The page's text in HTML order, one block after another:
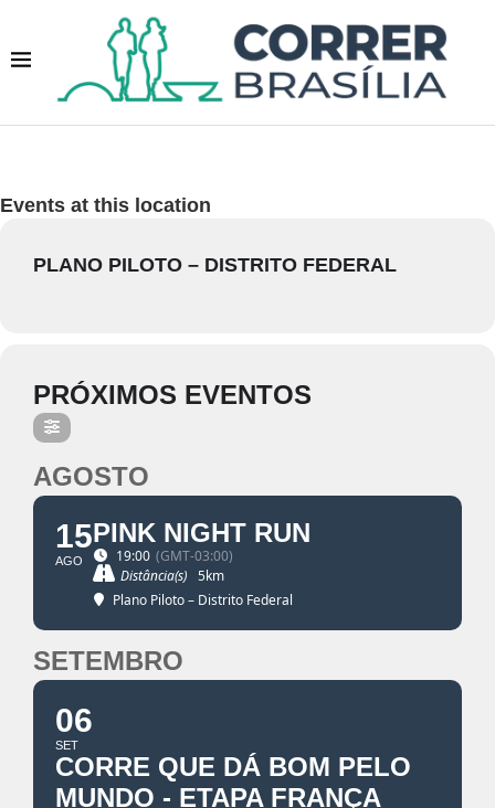
Events at this location
PLANO PILOTO – DISTRITO FEDERAL
PRÓXIMOS EVENTOS
AGOSTO
15
AGO
PINK NIGHT RUN
19:00 (GMT-03:00)
Distância(s) 5km
Plano Piloto – Distrito Federal
SETEMBRO
06
SET
CORRE QUE DÁ BOM PELO
MUNDO - ETAPA FRANÇA